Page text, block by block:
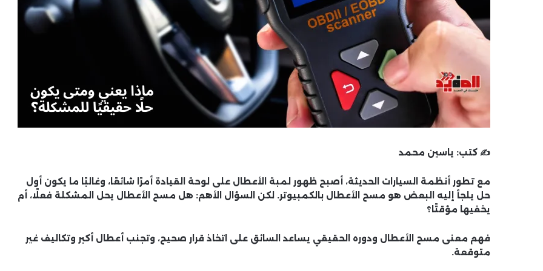
✍️ كتب: ياسين محمد
مع تطور أنظمة السيارات الحديثة، أصبح ظهور لمبة الأعطال على لوحة القيادة أمرًا شائعًا، وغالبًا ما يكون أول
حل يلجأ إليه البعض هو مسح الأعطال بالكمبيوتر. لكن السؤال الأهم: هل مسح الأعطال يحل المشكلة فعلًا، أم
يخفيها مؤقتًا؟
فهم معنى مسح الأعطال ودوره الحقيقي يساعد السائق على اتخاذ قرار صحيح، وتجنب أعطال أكبر وتكاليف غير
متوقعة.